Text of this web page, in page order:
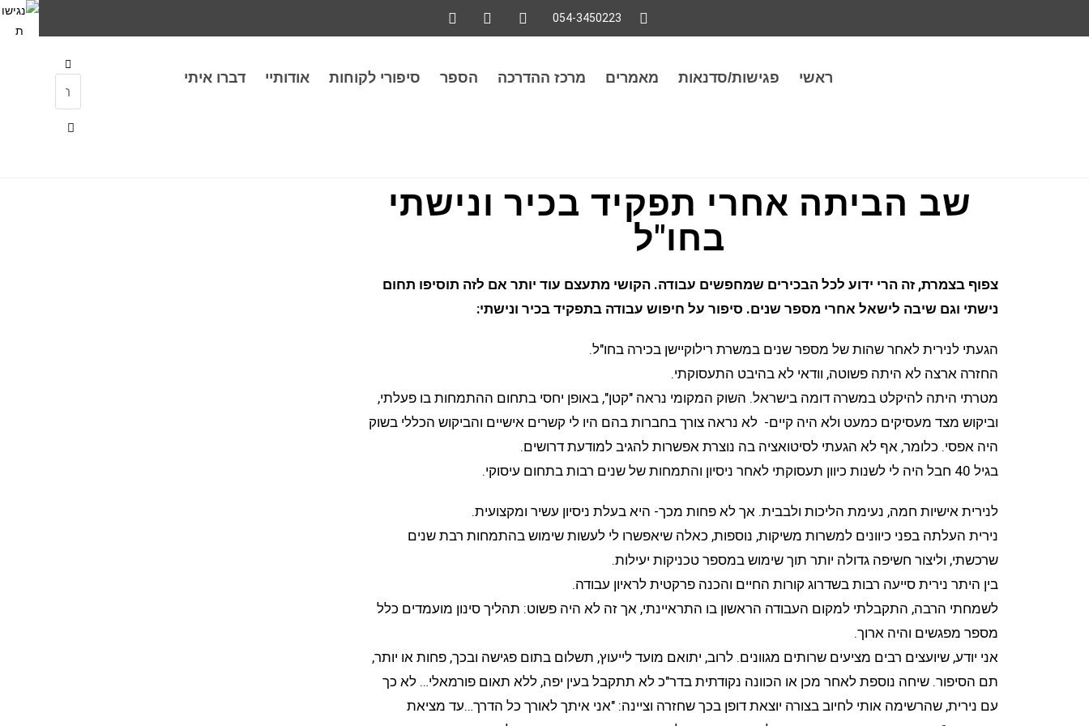
054-3450223
ראשי פגישות/סדנאות מאמרים מרכז ההדרכה הספר סיפורי לקוחות אודותיי דברו איתי
שב הביתה אחרי תפקיד בכיר ונישתי
בחו"ל
צפוף בצמרת, זה הרי ידוע לכל הבכירים שמחפשים עבודה. הקושי מתעצם עוד יותר אם לזה תוסיפו תחום
נישתי וגם שיבה לישאל אחרי מספר שנים. סיפור על חיפוש עבודה בתפקיד בכיר ונישתי:
הגעתי לנירית לאחר שהות של מספר שנים במשרת רילוקיישן בכירה בחו"ל.
החזרה ארצה לא היתה פשוטה, וודאי לא בהיבט התעסוקתי.
מטרתי היתה להיקלט במשרה דומה בישראל. השוק המקומי נראה "קטן", באופן יחסי בתחום ההתמחות בו פעלתי,
וביקוש מצד מעסיקים כמעט ולא היה קיים- לא נראה צורך בחברות בהם היו לי קשרים אישיים והביקוש הכללי בשוק
היה אפסי. כלומר, אף לא הגעתי לסיטואציה בה נוצרת אפשרות להגיב למודעת דרושים.
בגיל 40 חבל היה לי לשנות כיוון תעסוקתי לאחר ניסיון והתמחות של שנים רבות בתחום עיסוקי.
לנירית אישיות חמה, נעימת הליכות ולבבית. אך לא פחות מכך- היא בעלת ניסיון עשיר ומקצועית.
נירית העלתה בפני כיוונים למשרות משיקות, נוספות, כאלה שיאפשרו לי לעשות שימוש בהתמחות רבת שנים
שרכשתי, וליצור חשיפה גדולה יותר תוך שימוש במספר טכניקות יעילות.
בין היתר נירית סייעה רבות בשדרוג קורות החיים והכנה פרקטית לראיון עבודה.
לשמחתי הרבה, התקבלתי למקום העבודה הראשון בו התראיינתי, אך זה לא היה פשוט: תהליך סינון מועמדים כלל
מספר מפגשים והיה ארוך.
אני יודע, שיועצים רבים מציעים שרותים מגוונים. לרוב, יתואם מועד לייעוץ, תשלום בתום פגישה ובכך, פחות או יותר,
תם הסיפור. שיחה נוספת לאחר מכן או הכוונה נקודתית בדר"כ לא תתקבל בעין יפה, ללא תאום פורמאלי… לא כך
עם נירית, שהרשימה אותי לחיוב בצורה יוצאת דופן בכך שחזרה וציינה: "אני איתך לאורך כל הדרך…עד מציאת